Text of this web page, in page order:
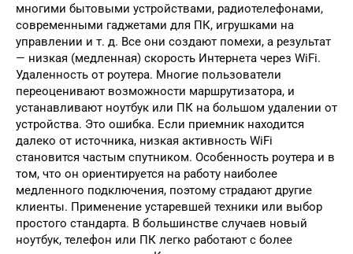
многими бытовыми устройствами, радиотелефонами,
современными гаджетами для ПК, игрушками на
управлении и т. д. Все они создают помехи, а результат
— низкая (медленная) скорость Интернета через WiFi.
Удаленность от роутера. Многие пользователи
переоценивают возможности маршрутизатора, и
устанавливают ноутбук или ПК на большом удалении от
устройства. Это ошибка. Если приемник находится
далеко от источника, низкая активность WiFi
становится частым спутником. Особенность роутера и в
том, что он ориентируется на работу наиболее
медленного подключения, поэтому страдают другие
клиенты. Применение устаревшей техники или выбор
простого стандарта. В большинстве случаев новый
ноутбук, телефон или ПК легко работают с более